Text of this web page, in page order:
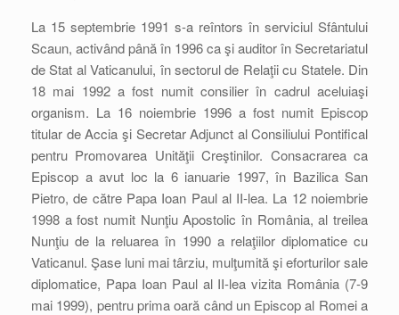
La 15 septembrie 1991 s-a reîntors în serviciul Sfântului
Scaun, activând până în 1996 ca şi auditor în Secretariatul
de Stat al Vaticanului, în sectorul de Relaţii cu Statele. Din
18 mai 1992 a fost numit consilier în cadrul aceluiaşi
organism. La 16 noiembrie 1996 a fost numit Episcop
titular de Accia şi Secretar Adjunct al Consiliului Pontifical
pentru Promovarea Unităţii Creştinilor. Consacrarea ca
Episcop a avut loc la 6 ianuarie 1997, în Bazilica San
Pietro, de către Papa Ioan Paul al II-lea. La 12 noiembrie
1998 a fost numit Nunţiu Apostolic în România, al treilea
Nunţiu de la reluarea în 1990 a relaţiilor diplomatice cu
Vaticanul. Şase luni mai târziu, mulţumită şi eforturilor sale
diplomatice, Papa Ioan Paul al II-lea vizita România (7-9
mai 1999), pentru prima oară când un Episcop al Romei a